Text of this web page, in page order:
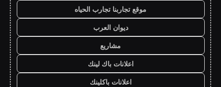
موقع تجاربنا تجارب الحياه
ديوان العرب
مشاريع
اعلانات باك لينك
اعلانات باكلينك